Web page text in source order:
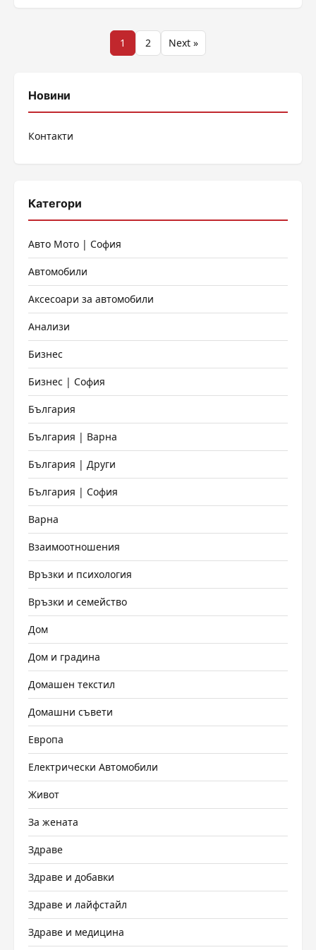
публикациите
1 2 Next »
Новини
Контакти
Категори
Авто Мото | София
Автомобили
Аксесоари за автомобили
Анализи
Бизнес
Бизнес | София
България
България | Варна
България | Други
България | София
Варна
Взаимоотношения
Връзки и психология
Връзки и семейство
Дом
Дом и градина
Домашен текстил
Домашни съвети
Европа
Електрически Автомобили
Живот
За жената
Здраве
Здраве и добавки
Здраве и лайфстайл
Здраве и медицина